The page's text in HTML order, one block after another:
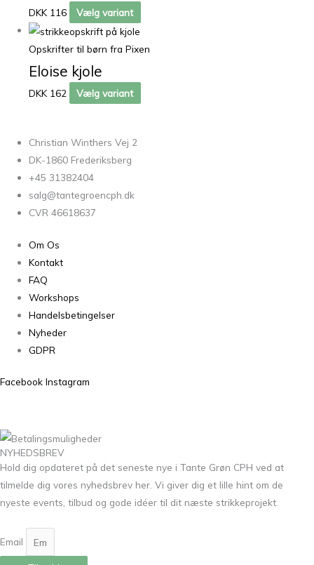
DKK 116 Vælg variant
Opskrifter til børn fra Pixen
Eloise kjole
DKK 162 Vælg variant
Christian Winthers Vej 2
DK-1860 Frederiksberg
+45 31382404
salg@tantegroencph.dk
CVR 46618637
Om Os
Kontakt
FAQ
Workshops
Handelsbetingelser
Nyheder
GDPR
Facebook Instagram
NYHEDSBREV
Hold dig opdateret på det seneste nye i Tante Grøn CPH ved at
tilmelde dig vores nyhedsbrev her. Vi giver dig et lille hint om de
nyeste events, tilbud og gode idéer til dit næste strikkeprojekt.
Email